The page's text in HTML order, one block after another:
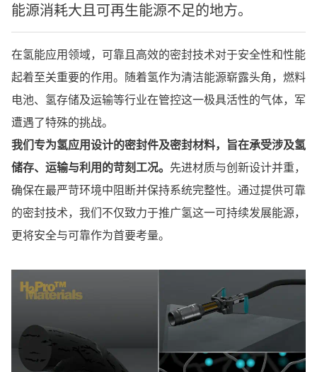
能源消耗大且可再生能源不足的地方。
在氢能应用领域，可靠且高效的密封技术对于安全性和性能
起着至关重要的作用。随着氢作为清洁能源崭露头角，燃料
电池、氢存储及运输等行业在管控这一极具活性的气体，军
遭遇了特殊的挑战。
我们专为氢应用设计的密封件及密封材料，旨在承受涉及氢
储存、运输与利用的苛刻工况。 先进材质与创新设计并重，
确保在最严苛环境中阻断并保持系统完整性。通过提供可靠
的密封技术，我们不仅致力于推广氢这一可持续发展能源，
更将安全与可靠作为首要考量。